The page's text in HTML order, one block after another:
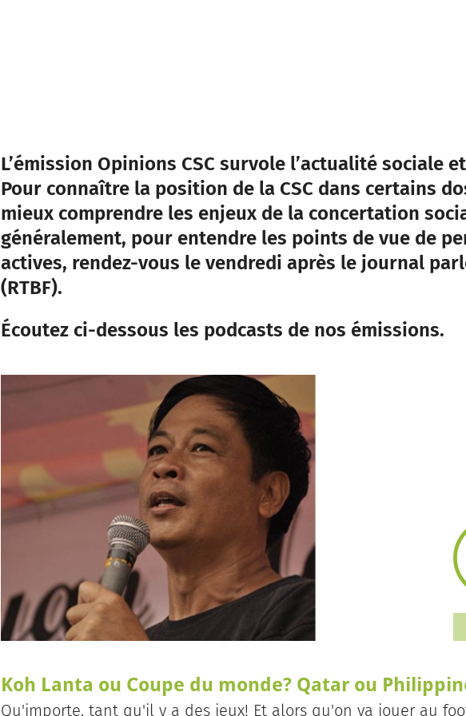
L’émission Opinions CSC survole l’actualité sociale
Pour connaître la position de la CSC dans certains
mieux comprendre les enjeux de la concertation
généralement, pour entendre les points de vue de
actives, rendez-vous le vendredi après le journal
(RTBF).
Écoutez ci-dessous les podcasts de nos émissions.
Koh Lanta ou Coupe du monde? Qatar ou
Qu'importe, tant qu'il y a des jeux! Et alors qu'on va jouer au